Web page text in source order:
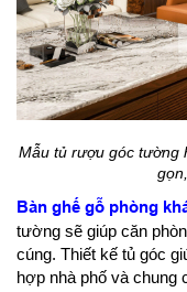
Mẫu tủ rượu góc tường
Bàn ghế gỗ phòng
tường sẽ giúp căn
cúng. Thiết kế tủ góc
hợp nhà phố và chung